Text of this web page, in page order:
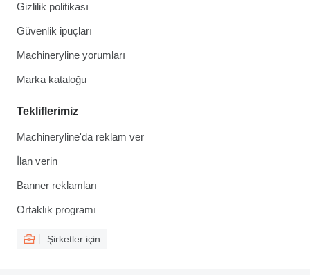
Gizlilik politikası
Güvenlik ipuçları
Machineryline yorumları
Marka kataloğu
Tekliflerimiz
Machineryline'da reklam ver
İlan verin
Banner reklamları
Ortaklık programı
Şirketler için